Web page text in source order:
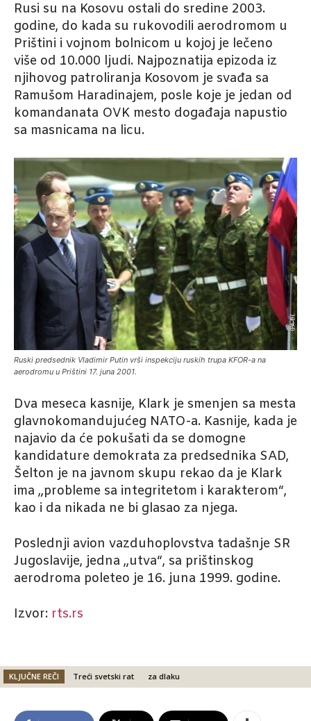
Rusi su na Kosovu ostali do sredine 2003.
godine, do kada su rukovodili aerodromom u
Prištini i vojnom bolnicom u kojoj je lečeno
više od 10.000 ljudi. Najpoznatija epizoda iz
njihovog patroliranja Kosovom je svađa sa
Ramušom Haradinajem, posle koje je jedan od
komandanata OVK mesto događaja napustio
sa masnicama na licu.
Ruski predsednik Vladimir Putin vrši inspekciju ruskih trupa KFOR-a na
aerodromu u Prištini 17. juna 2001.
Dva meseca kasnije, Klark je smenjen sa mesta
glavnokomandujućeg NATO-a. Kasnije, kada je
najavio da će pokušati da se domogne
kandidature demokrata za predsednika SAD,
Šelton je na javnom skupu rekao da je Klark
ima „probleme sa integritetom i karakterom“,
kao i da nikada ne bi glasao za njega.
Poslednji avion vazduhoplovstva tadašnje SR
Jugoslavije, jedna „utva“, sa prištinskog
aerodroma poleteo je 16. juna 1999. godine.
Izvor: rts.rs
KLJUČNE REČI Treći svetski rat za dlaku